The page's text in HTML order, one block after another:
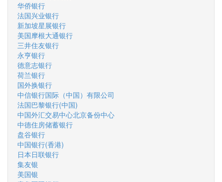
华侨银行
法国兴业银行
新加坡星展银行
美国摩根大通银行
三井住友银行
永亨银行
德意志银行
荷兰银行
国外换银行
中信银行国际（中国）有限公司
法国巴黎银行(中国)
中国外汇交易中心北京备份中心
中德住房储蓄银行
盘谷银行
中国银行(香港)
日本日联银行
集友银
美国银